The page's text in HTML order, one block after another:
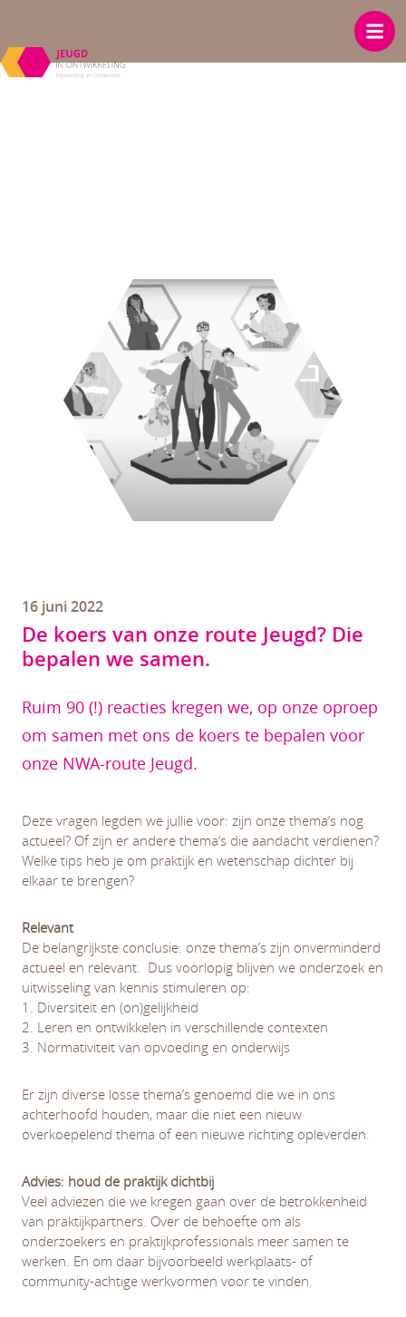
16 juni 2022
De koers van onze route Jeugd? Die
bepalen we samen.
Ruim 90 (!) reacties kregen we, op onze oproep
om samen met ons de koers te bepalen voor
onze NWA-route Jeugd.
Deze vragen legden we jullie voor: zijn onze thema’s nog
actueel? Of zijn er andere thema’s die aandacht verdienen?
Welke tips heb je om praktijk en wetenschap dichter bij
elkaar te brengen?
Relevant
De belangrijkste conclusie: onze thema’s zijn onverminderd
actueel en relevant. Dus voorlopig blijven we onderzoek en
uitwisseling van kennis stimuleren op:
1. Diversiteit en (on)gelijkheid
2. Leren en ontwikkelen in verschillende contexten
3. Normativiteit van opvoeding en onderwijs
Er zijn diverse losse thema’s genoemd die we in ons
achterhoofd houden, maar die niet een nieuw
overkoepelend thema of een nieuwe richting opleverden.
Advies: houd de praktijk dichtbij
Veel adviezen die we kregen gaan over de betrokkenheid
van praktijkpartners. Over de behoefte om als
onderzoekers en praktijkprofessionals meer samen te
werken. En om daar bijvoorbeeld werkplaats- of
community-achtige werkvormen voor te vinden.